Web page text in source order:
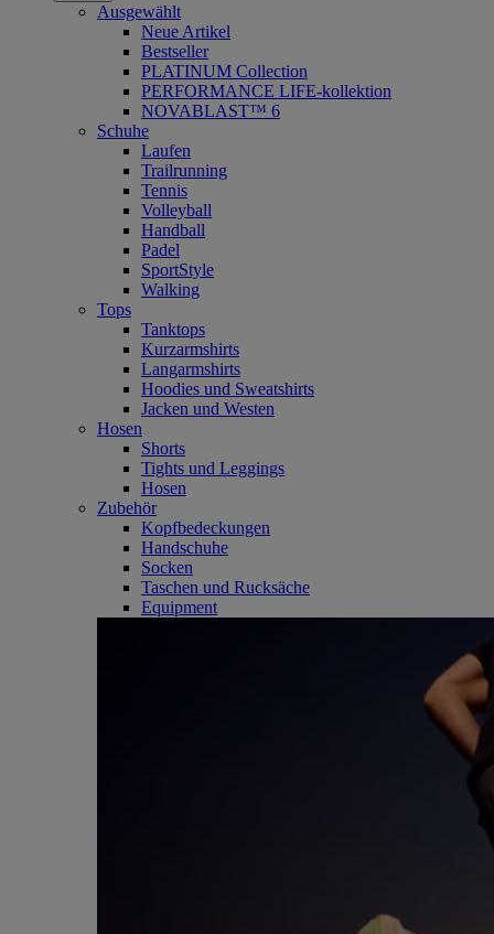
Ausgewählt
Neue Artikel
Bestseller
PLATINUM Collection
PERFORMANCE LIFE-kollektion
NOVABLAST™ 6
Schuhe
Laufen
Trailrunning
Tennis
Volleyball
Handball
Padel
SportStyle
Walking
Tops
Tanktops
Kurzarmshirts
Langarmshirts
Hoodies und Sweatshirts
Jacken und Westen
Hosen
Shorts
Tights und Leggings
Hosen
Zubehör
Kopfbedeckungen
Handschuhe
Socken
Taschen und Rucksäche
Equipment